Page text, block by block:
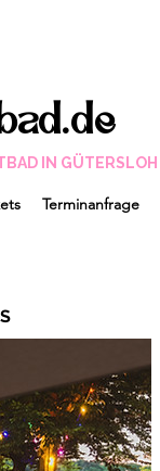
IN GÜTERSLOH
Terminanfrage